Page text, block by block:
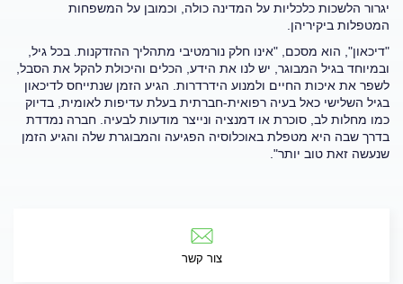
יגרור הלשכות כלכליות על המדינה כולה, וכמובן על המשפחות
המטפלות ביקיריהן.
"דיכאון", הוא מסכם, "אינו חלק נורמטיבי מתהליך ההזדקנות. בכל גיל,
ובמיוחד בגיל המבוגר, יש לנו את הידע, הכלים והיכולת להקל את הסבל,
לשפר את איכות החיים ולמנוע הידרדרות. הגיע הזמן שנתייחס לדיכאון
בגיל השלישי כאל בעיה רפואית-חברתית בעלת עדיפות לאומית, בדיוק
כמו מחלות לב, סוכרת או דמנציה ונייצר מודעות לבעיה. חברה נמדדת
בדרך שבה היא מטפלת באוכלוסיה הפגיעה והמבוגרת שלה והגיע הזמן
שנעשה זאת טוב יותר".
צור קשר